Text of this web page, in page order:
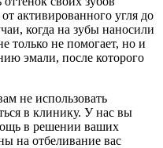
активированного угля до
когда на зубы наносили
только не помогает, но и
эмали, после которого
не использовать
в клинику. У нас вы
в решении ваших
на отбеливание вас